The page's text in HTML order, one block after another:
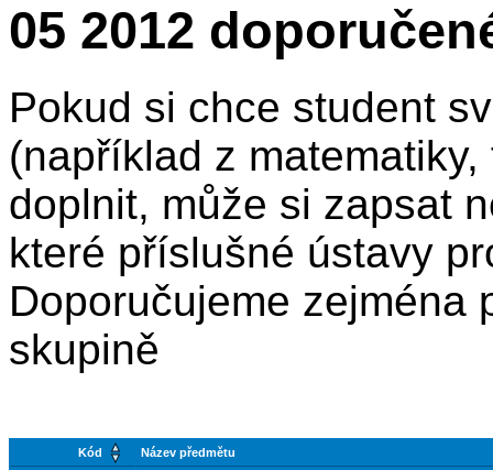
05 2012
Pokud si chce student
(například z
doplnit, může si zapsat
které příslušné ústavy
Doporučujeme zejména
skupině
Kód Název předmětu